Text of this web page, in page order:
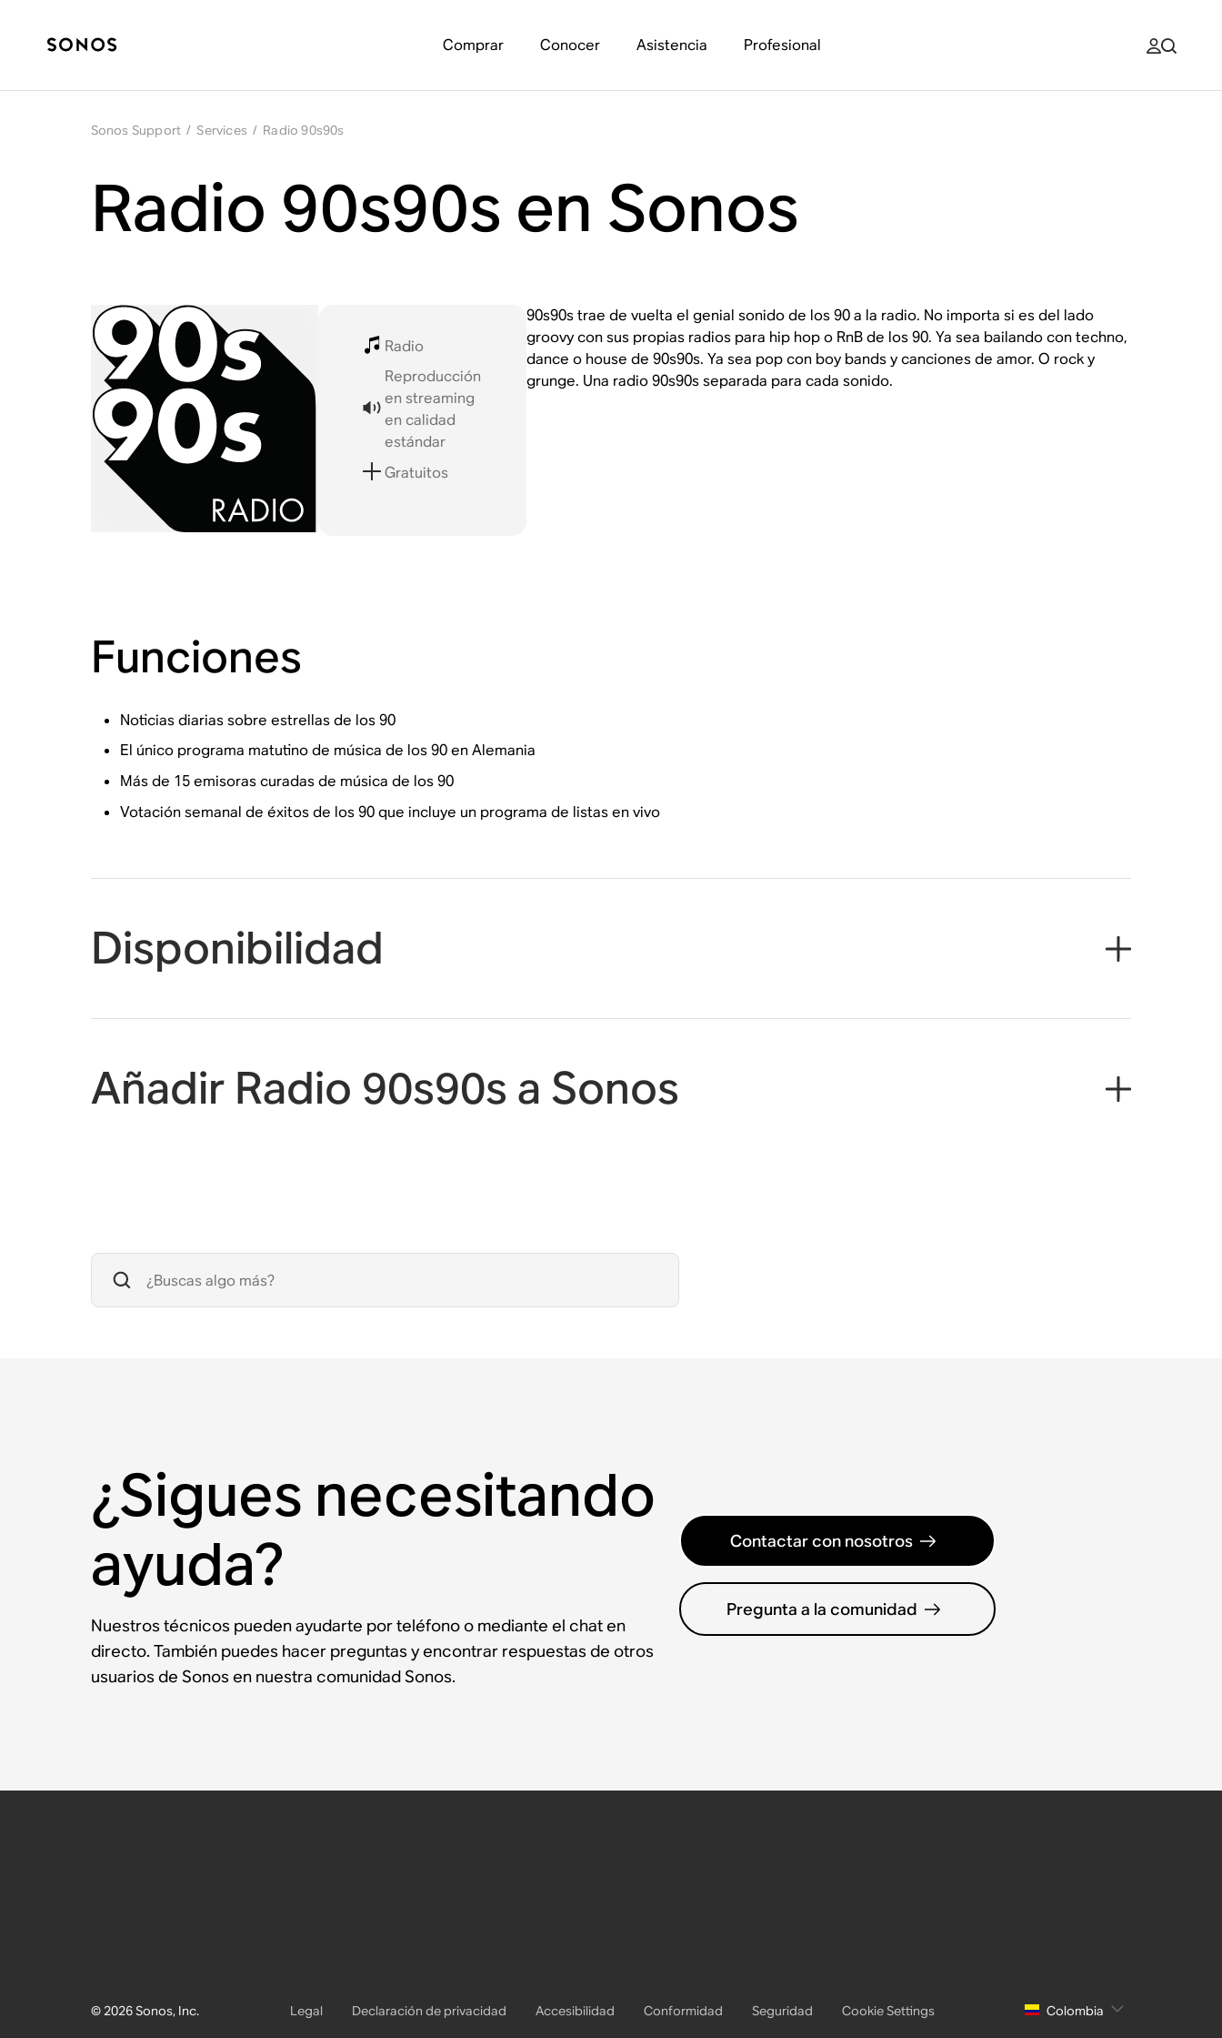
Comprar Conocer Asistencia Profesional
Sonos Support / Services / Radio 90s90s
Radio 90s90s en Sonos
Radio
Reproducción
en streaming
en calidad
estándar
Gratuitos
90s90s trae de vuelta el genial sonido de los 90 a la radio. No importa si es del lado
groovy con sus propias radios para hip hop o RnB de los 90. Ya sea bailando con techno,
dance o house de 90s90s. Ya sea pop con boy bands y canciones de amor. O rock y
grunge. Una radio 90s90s separada para cada sonido.
Funciones
Noticias diarias sobre estrellas de los 90
El único programa matutino de música de los 90 en Alemania
Más de 15 emisoras curadas de música de los 90
Votación semanal de éxitos de los 90 que incluye un programa de listas en vivo
Disponibilidad
Añadir Radio 90s90s a Sonos
¿Sigues necesitando
ayuda?
Nuestros técnicos pueden ayudarte por teléfono o mediante el chat en
directo. También puedes hacer preguntas y encontrar respuestas de otros
usuarios de Sonos en nuestra comunidad Sonos.
Contactar con nosotros
Pregunta a la comunidad
© 2026 Sonos, Inc. Legal Declaración de privacidad Accesibilidad Conformidad Seguridad Cookie Settings Colombia